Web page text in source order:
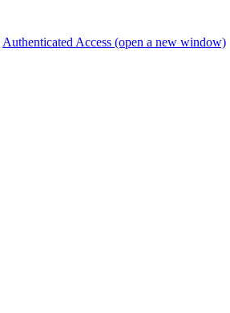
Authenticated Access (open a new window)